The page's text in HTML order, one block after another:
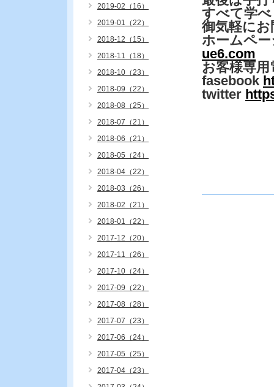
すべて学
御気軽に
ホームペ
ue6.com
お客様専用
fasebook
twitter
2019-02（16）
2019-01（22）
2018-12（15）
2018-11（18）
2018-10（23）
2018-09（22）
2018-08（25）
2018-07（21）
2018-06（21）
2018-05（24）
2018-04（22）
2018-03（26）
2018-02（21）
2018-01（22）
2017-12（20）
2017-11（26）
2017-10（24）
2017-09（22）
2017-08（28）
2017-07（23）
2017-06（24）
2017-05（25）
2017-04（23）